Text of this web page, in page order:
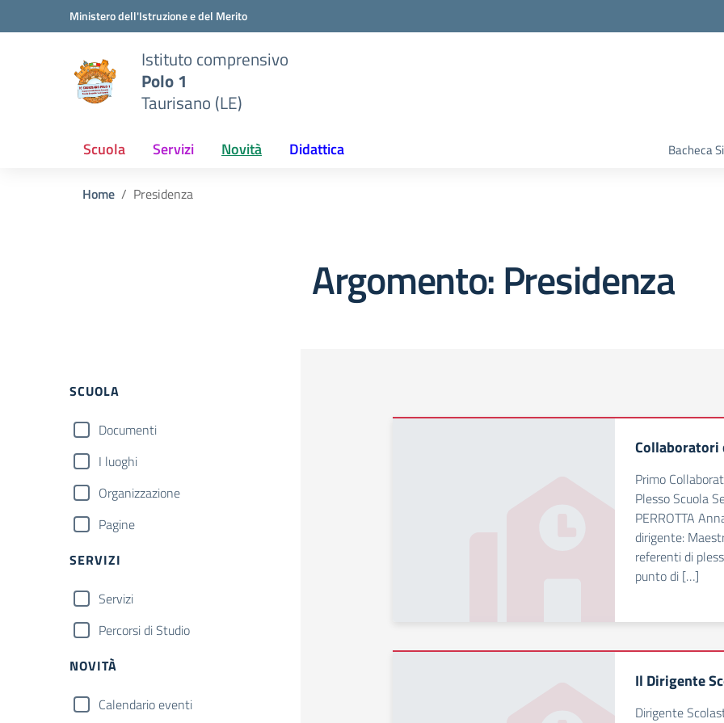
Vai ai contenuti
Vai al menu di navigazioneMinistero dell'Istruzione e del Merito
Istituto comprensivo
Polo 1
Taurisano (LE)
Scuola Servizi Novità Didattica Bacheca
Home Presidenza
Argomento: Presidenza
Filtri
SCUOLA
Documenti
I luoghi
Organizzazione
Pagine
SERVIZI
Servizi
Percorsi di Studio
NOVITÀ
Calendario eventi
Primo
Plesso Scuola
PERROTTA
dirigente:
referenti di
punto di […]
Il Dirigente
Dirigente